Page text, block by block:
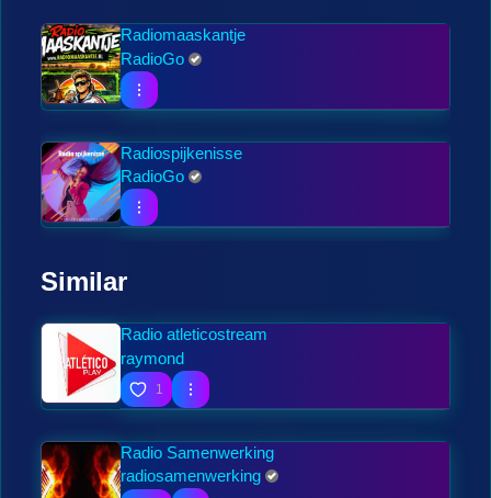
Radiomaaskantje
RadioGo
Radiospijkenisse
RadioGo
Similar
Radio atleticostream
raymond
1
Radio Samenwerking
radiosamenwerking